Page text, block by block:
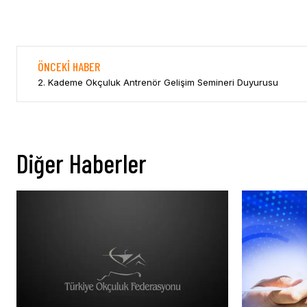
ÖNCEKI HABER
2. Kademe Okçuluk Antrenör Gelişim Semineri Duyurusu
Diğer Haberler